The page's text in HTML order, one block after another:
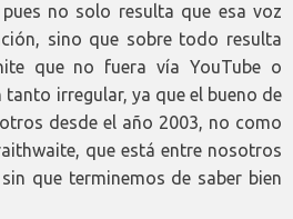
no solo resulta que esa voz
sino que sobre todo resulta
que no fuera vía YouTube o
irregular, ya que el bueno de
desde el año 2003, no como
que está entre nosotros
que terminemos de saber bien